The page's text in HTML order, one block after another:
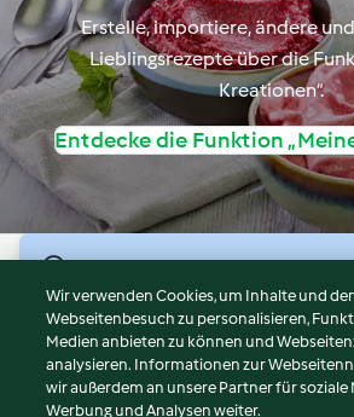
Erstelle, importiere, ändere
Lieblingsrezepte über die
Kreationen“.
Entdecke die Funktion
Nutzungsbedingungen
Datenschutzrichtlinien
Disclaimer
Wir verwenden Cookies, um Inhalte und
Webseitenbesuch zu personalisieren,
Medien anbieten zu können und
analysieren. Informationen zur
wir außerdem an unsere Partner für soziale
Werbung und Analysen weiter.